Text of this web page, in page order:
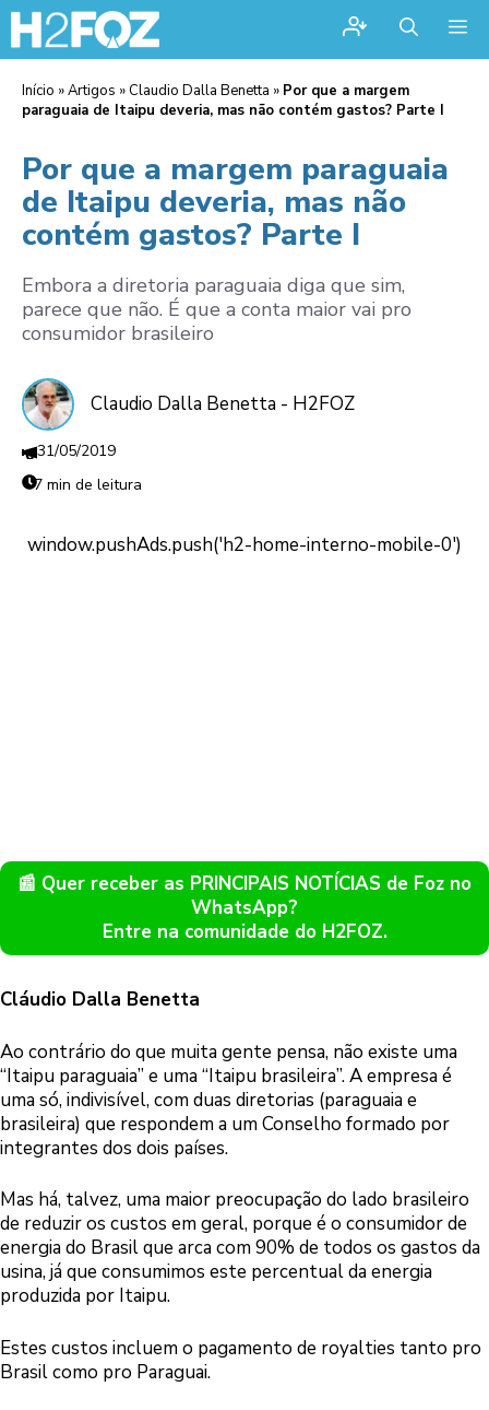
Início »Artigos » Claudio Dalla Benetta » Por que a margem
paraguaia de Itaipu deveria, mas não contém gastos? Parte I
Por que a margem paraguaia
de Itaipu deveria, mas não
contém gastos? Parte I
Embora a diretoria paraguaia diga que sim,
parece que não. É que a conta maior vai pro
consumidor brasileiro
Claudio Dalla Benetta - H2FOZ
31/05/2019
7 min de leitura
📰 Quer receber as PRINCIPAIS NOTÍCIAS de Foz no
WhatsApp?
Entre na comunidade do H2FOZ.
Cláudio Dalla Benetta
Ao contrário do que muita gente pensa, não existe uma
“Itaipu paraguaia” e uma “Itaipu brasileira”. A empresa é
uma só, indivisível, com duas diretorias (paraguaia e
brasileira) que respondem a um Conselho formado por
integrantes dos dois países.
Mas há, talvez, uma maior preocupação do lado brasileiro
de reduzir os custos em geral, porque é o consumidor de
energia do Brasil que arca com 90% de todos os gastos da
usina, já que consumimos este percentual da energia
produzida por Itaipu.
Estes custos incluem o pagamento de royalties tanto pro
Brasil como pro Paraguai.